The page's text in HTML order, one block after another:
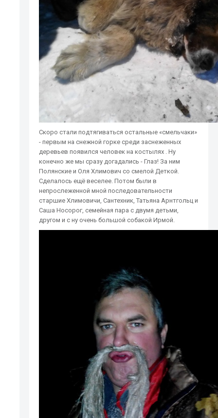
Скоро стали подтягиваться остальные «смельчаки»
- первым на снежной горке среди заснеженных
деревьев появился человек на костылях . Ну
конечно же мы сразу догадались - Глаз! За ним
Полянские и Оля Хлимович со смелой Деткой.
Сделалось ещё веселее. Потом были в
непрослеженной мной последовательности
старшие Хлимовичи, Сантехник, Татьяна Арнтгольц и
Саша Носорог, семейная пара с двумя детьми,
другом и с ну очень большой собакой Ирмой.